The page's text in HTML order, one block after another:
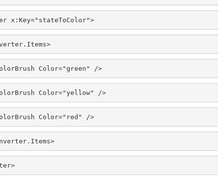
x:Key=
"stateToColor">
<SolidColorBrush Color=
"green" />
<SolidColorBrush Color=
"yellow" />
<SolidColorBrush Color=
"red" />